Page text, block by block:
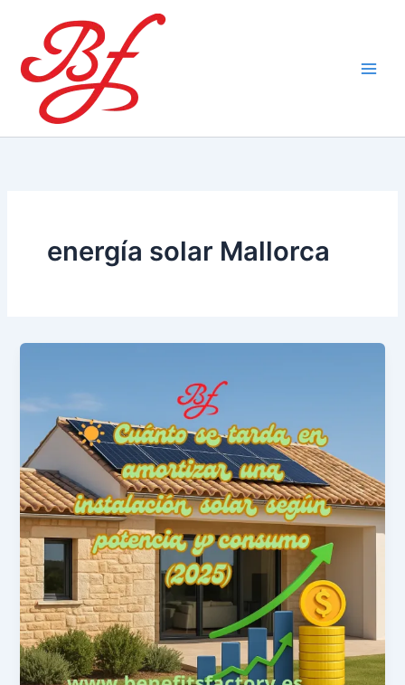
contenido
energía solar Mallorca